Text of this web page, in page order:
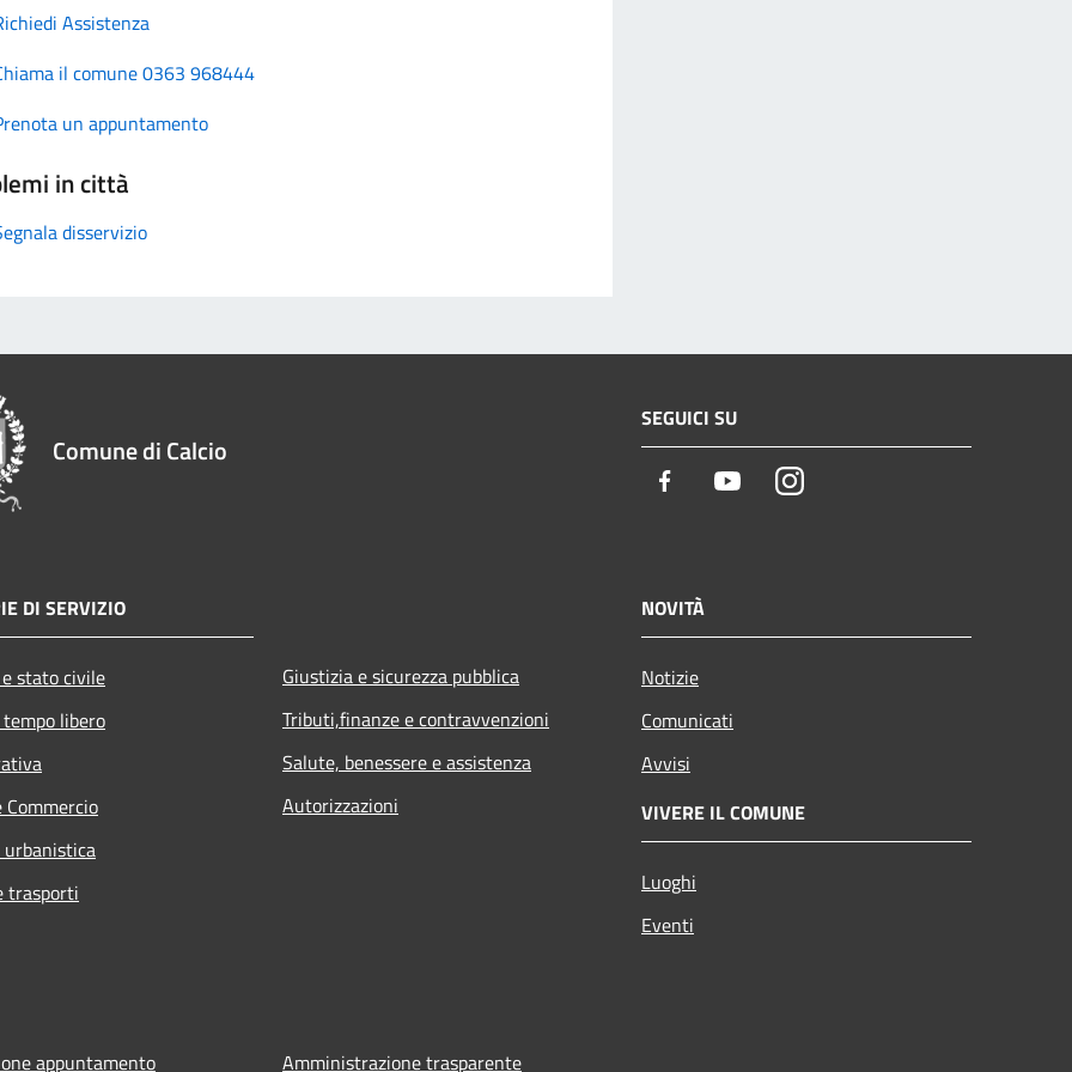
Assistenza
il comune 0363 968444
un appuntamento
in città
disservizio
Comune di Calcio
SEGUICI SU
Facebook YoutubeInstagram
DI SERVIZIO
stato civile
libero
Commercio
urbanistica
trasporti
Giustizia e sicurezza pubblica
Tributi,finanze e contravvenzioni
Salute, benessere e assistenza
Autorizzazioni
NOVITÀ
Notizie
Comunicati
Avvisi
VIVERE IL COMUNE
Luoghi
Eventi
appuntamento Amministrazione trasparente